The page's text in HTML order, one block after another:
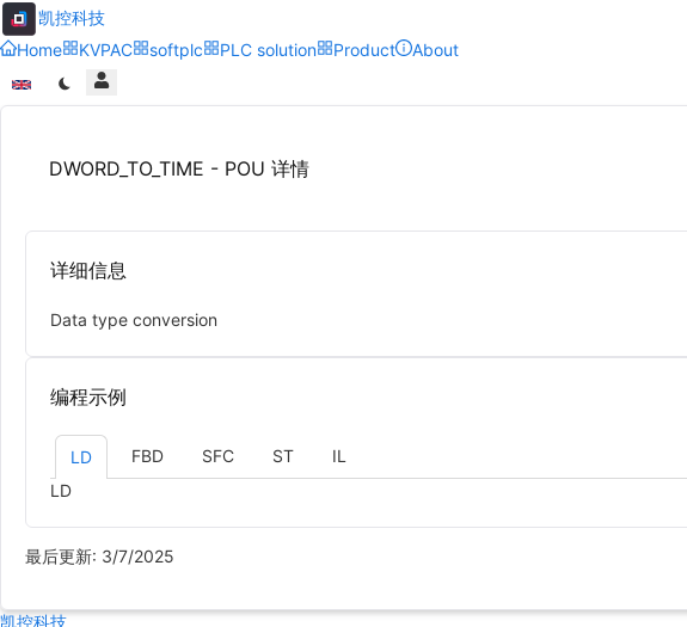
凯控科技
Home
KVPAC softplc PLC solution Product About
DWORD_TO_TIME - POU 详情
详细信息
Data type conversion
编程示例
LD FBD SFC ST
IL
LD
最后更新: 3/7/2025
凯控科技